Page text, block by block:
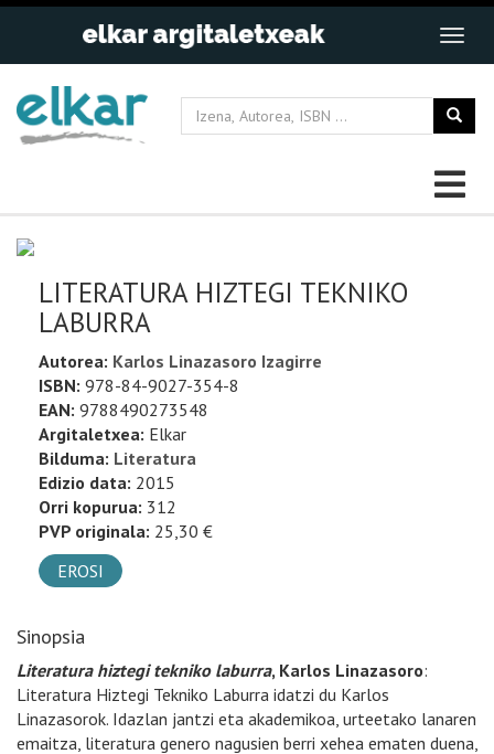
LITERATURA HIZTEGI TEKNIKO
LABURRA
Autorea: Karlos Linazasoro Izagirre
ISBN: 978-84-9027-354-8
EAN: 9788490273548
Argitaletxea: Elkar
Bilduma: Literatura
Edizio data: 2015
Orri kopurua: 312
PVP originala: 25,30 €
EROSI
Sinopsia
Literatura hiztegi tekniko laburra, Karlos Linazasoro:
Literatura Hiztegi Tekniko Laburra idatzi du Karlos
Linazasorok. Idazlan jantzi eta akademikoa, urteetako lanaren
emaitza, literatura genero nagusien berri xehea ematen duena,